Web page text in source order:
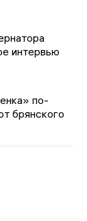
интервью
по-
брянского